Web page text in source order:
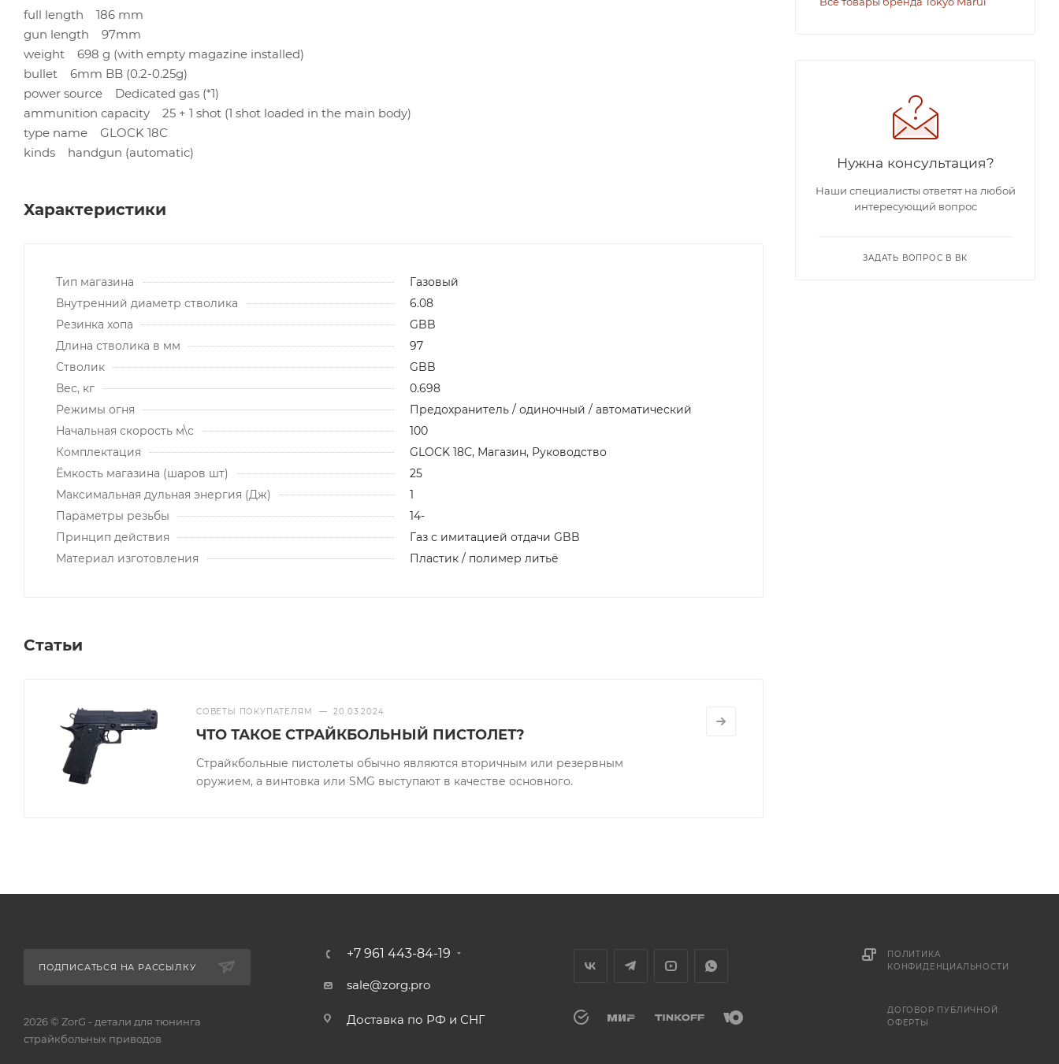
full length 186 mm
gun length 97mm
weight 698 g (with empty magazine installed)
bullet 6mm BB (0.2-0.25g)
power source Dedicated gas (*1)
ammunition capacity 25 + 1 shot (1 shot loaded in the main body)
type name GLOCK 18C
kinds handgun (automatic)
Характеристики
Тип магазина
Газовый
Внутренний диаметр стволика
6.08
Резинка хопа
GBB
Длина стволика в мм
97
Стволик
GBB
Вес, кг
0.698
Режимы огня
Предохранитель / одиночный / автоматический
Начальная скорость м\с
100
Комплектация
GLOCK 18C, Магазин, Руководство
Ёмкость магазина (шаров шт)
25
Максимальная дульная энергия (Дж)
1
Параметры резьбы
14-
Принцип действия
Газ с имитацией отдачи GBB
Материал изготовления
Пластик / полимер литьё
Статьи
СОВЕТЫ ПОКУПАТЕЛЯМ — 20.03.2024
ЧТО ТАКОЕ СТРАЙКБОЛЬНЫЙ ПИСТОЛЕТ?
Страйкбольные пистолеты обычно являются вторичным или резервным
оружием, а винтовка или SMG выступают в качестве основного.
Нужна консультация?
Наши специалисты ответят на любой
интересующий вопрос
ЗАДАТЬ ВОПРОС В ВК
ПОДПИСАТЬСЯ НА РАССЫЛКУ
2026 © ZorG - детали для тюнинга
страйкбольных приводов
+7 961 443-84-19
sale@zorg.pro
Доставка по РФ и СНГ
ПОЛИТИКА
КОНФИДЕНЦИАЛЬНОСТИ
ДОГОВОР ПУБЛИЧНОЙ
ОФЕРТЫ